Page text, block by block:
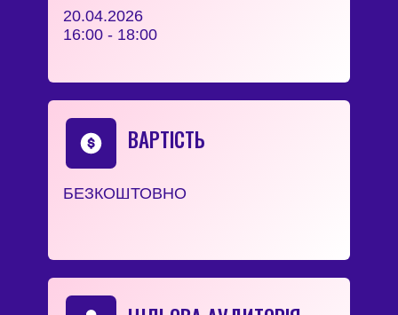
20.04.2026
16:00 - 18:00
БЕЗКОШТОВНО
ВАРТІСТЬ